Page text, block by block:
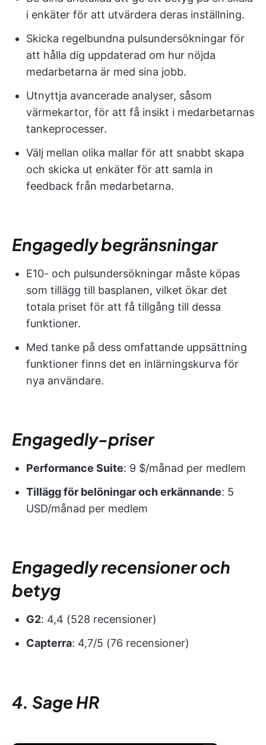
i enkäter för att utvärdera deras inställning.
Skicka regelbundna pulsundersökningar för
att hålla dig uppdaterad om hur nöjda
medarbetarna är med sina jobb.
Utnyttja avancerade analyser, såsom
värmekartor, för att få insikt i medarbetarnas
tankeprocesser.
Välj mellan olika mallar för att snabbt skapa
och skicka ut enkäter för att samla in
feedback från medarbetarna.
Engagedly begränsningar
E10- och pulsundersökningar måste köpas
som tillägg till basplanen, vilket ökar det
totala priset för att få tillgång till dessa
funktioner.
Med tanke på dess omfattande uppsättning
funktioner finns det en inlärningskurva för
nya användare.
Engagedly-priser
Performance Suite: 9 $/månad per medlem
Tillägg för belöningar och erkännande: 5
USD/månad per medlem
Engagedly recensioner och
betyg
G2: 4,4 (528 recensioner)
Capterra: 4,7/5 (76 recensioner)
4. Sage HR